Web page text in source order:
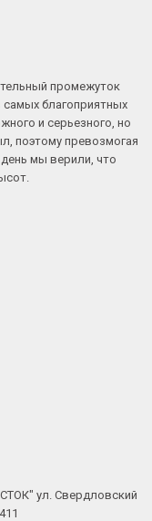
промежуток
благоприятных
и серьезного, но
поэтому превозмогая
мы верили, что
ул. Свердловский